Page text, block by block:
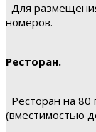
Для
номеров.
Ресторан.
Ресторан на 80
(вместимостью